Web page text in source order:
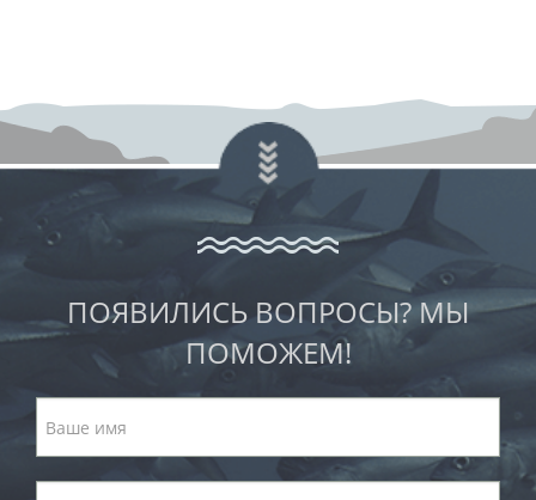
ПОЯВИЛИСЬ ВОПРОСЫ? МЫ
ПОМОЖЕМ!